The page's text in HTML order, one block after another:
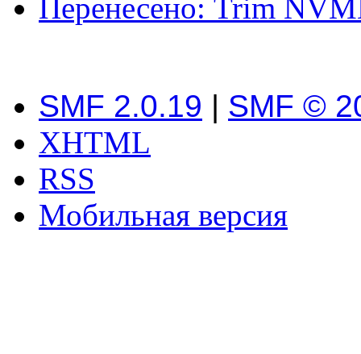
Перенесено: Trim
SMF 2.0.19 | SMF ©
XHTML
RSS
Мобильная версия